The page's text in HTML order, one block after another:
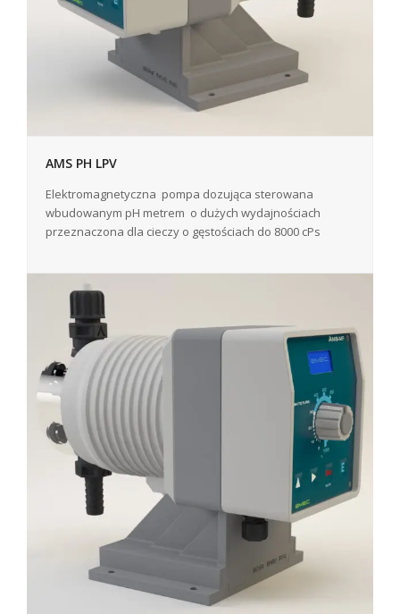
AMS PH LPV
Elektromagnetyczna pompa dozująca sterowana
wbudowanym pH metrem o dużych wydajnościach
przeznaczona dla cieczy o gęstościach do 8000 cPs